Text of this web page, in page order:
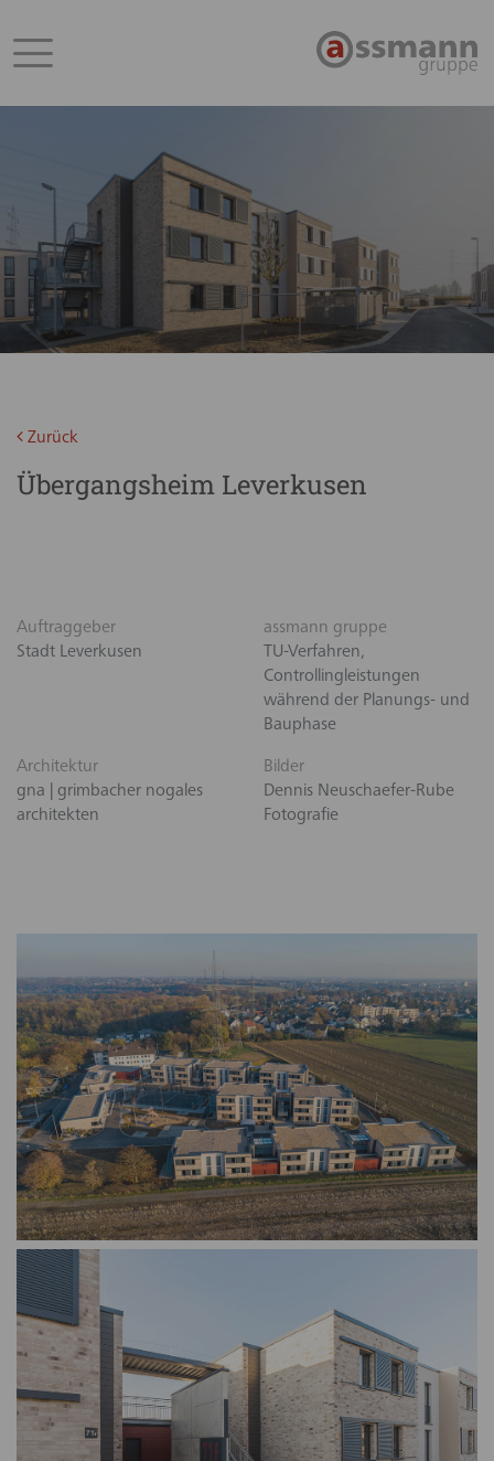
Zurück
Übergangsheim Leverkusen
Auftraggeber
Stadt Leverkusen
assmann gruppe
TU-Verfahren,
Controllingleistungen
während der Planungs- und
Bauphase
Architektur
gna | grimbacher nogales
architekten
Bilder
Dennis Neuschaefer-Rube
Fotografie